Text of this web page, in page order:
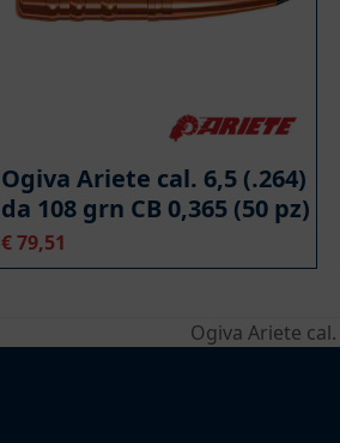
Ogiva Ariete cal. 6,5 (.264)
da 108 grn CB 0,365 (50 pz)
€79,51
articolo
Ogiva Ariete cal.